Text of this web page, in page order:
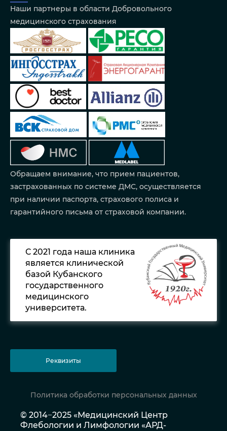
Наши партнеры в области Добровольного
медицинского страхования
Обращаем внимание, что прием пациентов,
застрахованных по системе ДМС, осуществляется
при наличии паспорта, страхового полиса и
гарантийного письма от страховой компании.
С 2021 года наша клиника
является клинической
базой Кубанского
государственного
медицинского
университета.
Реквизиты
Политика обработки персональных данных
© 2014−2025 «Медицинский Центр
Флебологии и Лимфологии «АРД-